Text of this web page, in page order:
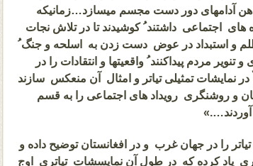
ذهن آدامهای دور دست مجسم میسازد…زمانیکه
های اجتماعی داشتند ُ کوشیدند تا در تلاش نجات
و استبداد در عوض دست زدن به اسلحه و جنگ
مردم پیداکنند ُ واقعیتها و انتقادات را در
نمایشات تمثیلی تیاتر و امثال آن منعکس سازند
و روشنگری رویداد های اجتماعی را به قسم
آوردند….»
را در جهان غرب و در افغانستان توضیح داده و
یاد کرده که در طول آن نمایسشات تیاتری اوج